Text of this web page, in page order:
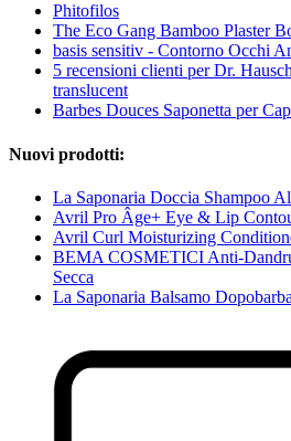
Phitofilos
The Eco Gang Bamboo Plaster
basis sensitiv - Contorno Occhi
5 recensioni clienti per Dr.
translucent
Barbes Douces Saponetta per
Nuovi prodotti:
La Saponaria Doccia Shampoo
Avril Pro Âge+ Eye & Lip
Avril Curl Moisturizing
BEMA COSMETICI Anti-
Secca
La Saponaria Balsamo